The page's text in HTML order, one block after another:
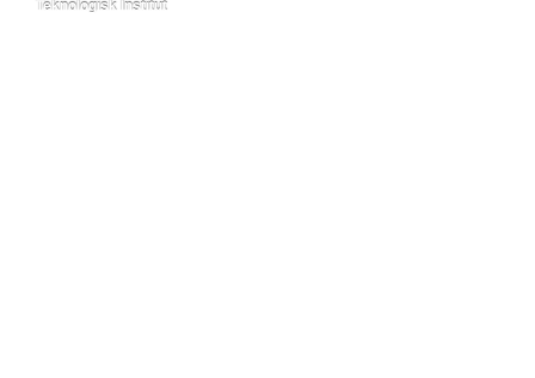
Teknologisk Institut